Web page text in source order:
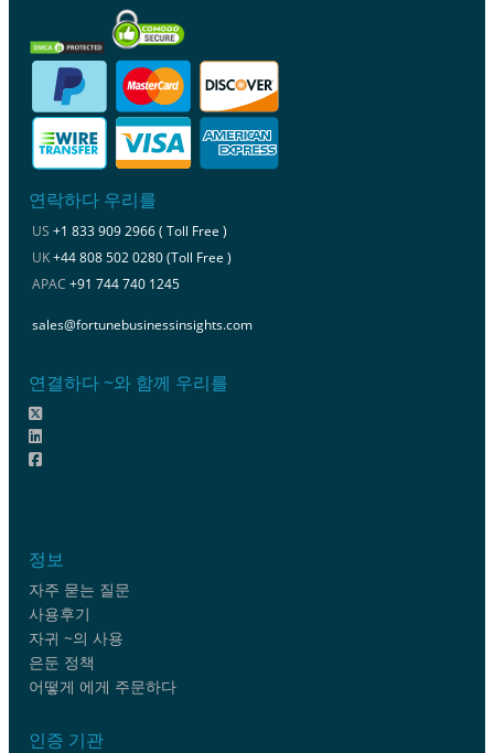
연락하다 우리를
US +1 833 909 2966 ( Toll Free )
UK+44 808 502 0280 (Toll Free )
APAC +91 744 740 1245
sales@fortunebusinessinsights.com
연결하다 ~와 함께 우리를
정보
자주 묻는 질문
사용후기
자귀 ~의 사용
은둔 정책
어떻게 에게 주문하다
인증 기관